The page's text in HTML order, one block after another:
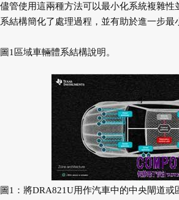
儘管使用這兩種方法可以最小化系統複雜性
系結構簡化了處理過程，並有助於進一步最
圖1區域車輛體系結構說明。
圖1：將DRA821U用作汽車中的中央閘道或